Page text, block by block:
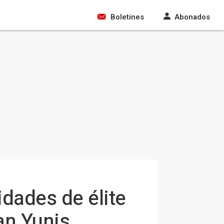
Boletines Abonados
de élite